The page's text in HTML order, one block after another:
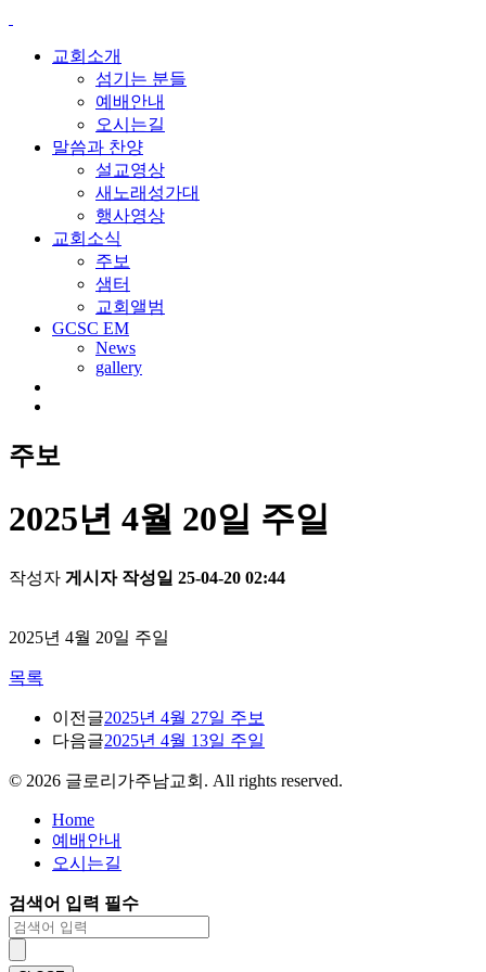
교회소개
섬기는 분들
예배안내
오시는길
말씀과 찬양
설교영상
새노래성가대
행사영상
교회소식
주보
샘터
교회앨범
GCSC EM
News
gallery
주보
2025년 4월 20일 주일
작성자 게시자 작성일 25-04-20 02:44
2025년 4월 20일 주일
목록
이전글2025년 4월 27일 주보
다음글2025년 4월 13일 주일
© 2026 글로리가주남교회. All rights reserved.
Home
예배안내
오시는길
검색어 입력 필수